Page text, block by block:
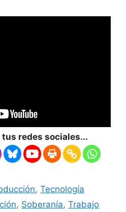
redes sociales...
,Tecnología
, Soberanía,Trabajo